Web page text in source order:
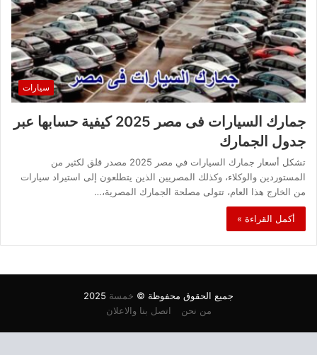
سيارات
جمارك السيارات فى مصر 2025 كيفية حسابها عبر
جدول الجمارك
تشكل أسعار جمارك السيارات في مصر 2025 مصدر قلق لكثير من
المستوردين والوكلاء، وكذلك المصريين الذين يتطلعون إلى استيراد سيارات
من الخارج هذا العام، تتولى مصلحة الجمارك المصرية،…
أكمل القراءة »
جميع الحقوق محفوظة © خمسة
من نحن
اتصل بنا والاعلان